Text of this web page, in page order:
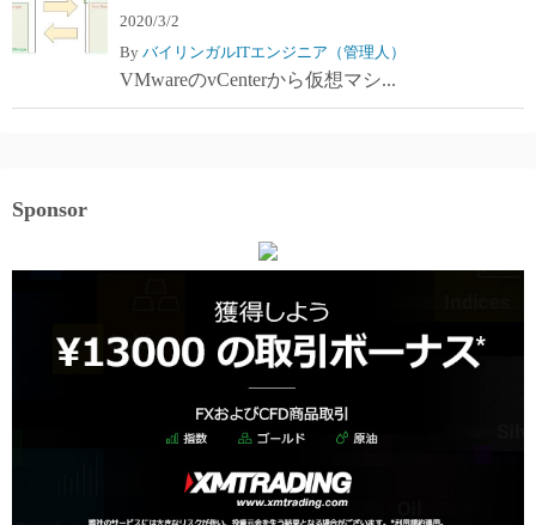
2020/3/2
By バイリンガルITエンジニア（管理人）
VMwareのvCenterから仮想マシ...
Sponsor